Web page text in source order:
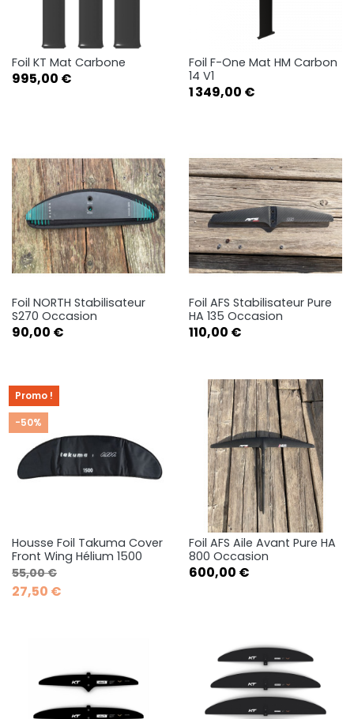
Foil KT Mat Carbone
Prix
995,00 €
Foil F-One Mat HM Carbon
14 V1
Prix
1 349,00 €
Foil NORTH Stabilisateur
S270 Occasion
Prix
90,00 €
Foil AFS Stabilisateur Pure
HA 135 Occasion
Prix
110,00 €
Housse Foil Takuma Cover
Front Wing Hélium 1500
Prix de base
55,00 €Prix
27,50 €
Promo !
-50%
Foil AFS Aile Avant Pure HA
800 Occasion
Prix
600,00 €